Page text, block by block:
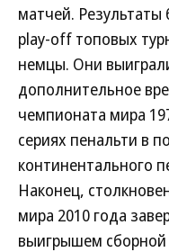
матчей.
play-off топовых
немцы. Они
дополнительное
чемпионата мира
сериях пенальти в
континентального
Наконец,
мира 2010 года
выигрышем